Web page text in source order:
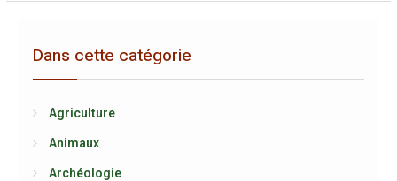
Dans cette catégorie
Agriculture
Animaux
Archéologie